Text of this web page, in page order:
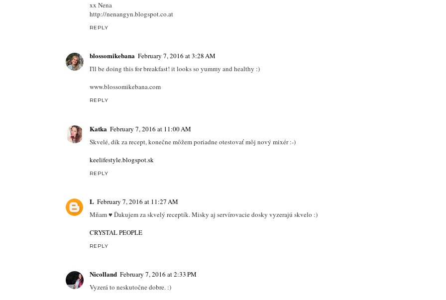
xx Nena
http://nenangyn.blogspot.co.at
REPLY
blossomikebana February 7, 2016 at 3:28 AM
I'll be doing this for breakfast! it looks so yummy and healthy :)
www.blossomikebana.com
REPLY
Katka February 7, 2016 at 11:00 AM
Skvelé, dík za recept, konečne môžem poriadne otestovať môj nový mixér :-)
keelifestyle.blogspot.sk
REPLY
L February 7, 2016 at 11:27 AM
Mňam ♥ Ďakujem za skvelý receptík. Misky aj servírovacie dosky vyzerajú skvelo :)
CRYSTAL PEOPLE
REPLY
Nicolland February 7, 2016 at 2:33 PM
Vyzerá to neskutočne dobre. :)